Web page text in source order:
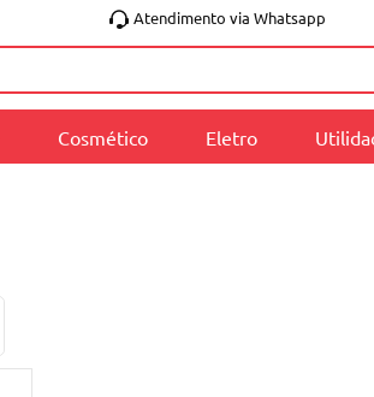
Atendimento via Whatsapp
Cosmético Eletro